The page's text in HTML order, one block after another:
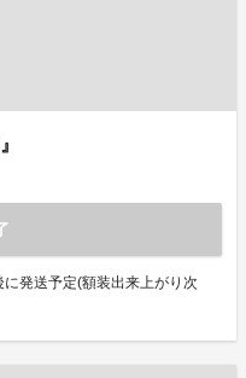
発送予定(額装出来上がり次